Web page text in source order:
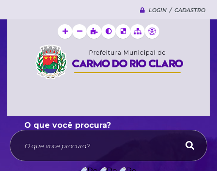
LOGIN / CADASTRO
O que voce procura?